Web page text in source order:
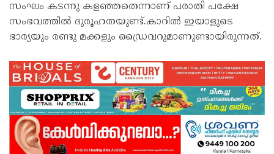
സംഘം കടന്നു കളഞ്ഞതെന്നാണ് പരാതി പക്ഷേ
സംഭവത്തിൽ ദുരൂഹതയുണ്ട്.കാറിൽ ഇയാളുടെ
ഭാര്യയും രണ്ടു മക്കളും ഡ്രൈവറുമാണുണ്ടായിരുന്നത്.